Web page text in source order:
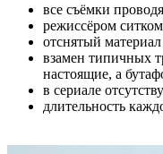
все съёмки
режиссёром
отснятый
взамен типичных
настоящие, а
в сериале
длительность